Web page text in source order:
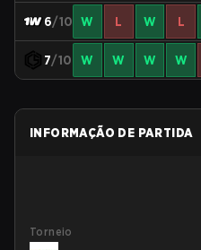
6/10 W L W L
7/10 W W W W
INFORMAÇÃO DE PARTIDA
Torneio